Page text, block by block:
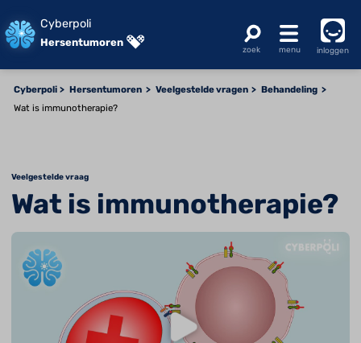
Cyberpoli
Hersentumoren
inloggen
Cyberpoli Hersentumoren Veelgestelde vragen
Behandeling
Wat is immunotherapie?
Veelgestelde vraag
Wat is immunotherapie?